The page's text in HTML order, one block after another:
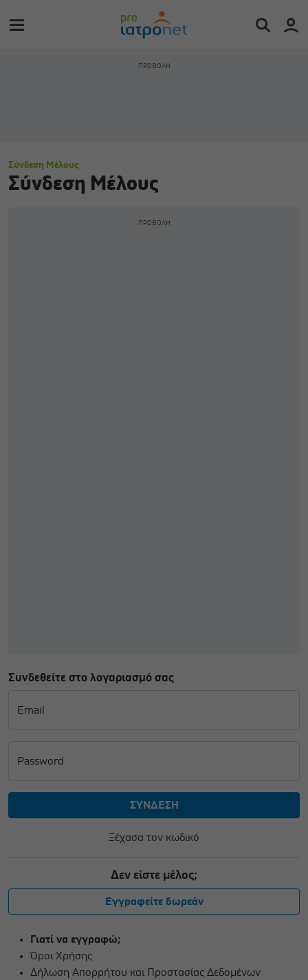
Σύνδεση Μέλους
Σύνδεση Μέλους
Συνδεθείτε στο λογαριασμό σας
Email
Password
Ξέχασα τον κωδικό
Δεν είστε μέλος;
Εγγραφείτε δωρεάν
Γιατί να εγγραφώ;
Όροι Χρήσης
Δήλωση Απορρήτου και Προστασίας Δεδομένων